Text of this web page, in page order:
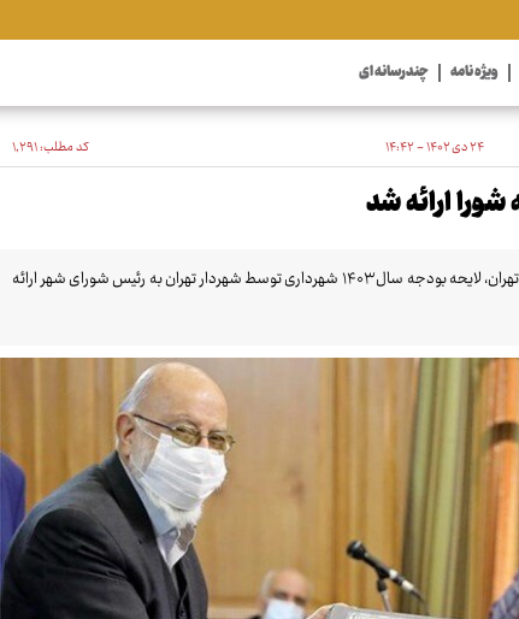
ویژه نامه چندرسانه ای
۲۴ دی ۱۴۰۲ - ۱۴:۴۲ کد مطلب:۱٬۲۹۱
همزمان با دویست و هشتمین جلسه شورای اسلامی شهر تهران، لایحه بودجه سال ۱۴۰۳ شهرداری توسط شهردار تهران به رئیس شورای شهر ارائه